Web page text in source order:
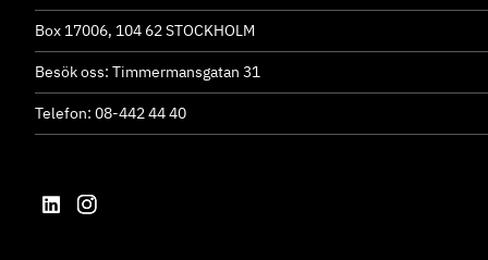
Box 17006, 104 62 STOCKHOLM
Besök oss: Timmermansgatan 31
Telefon: 08-442 44 40